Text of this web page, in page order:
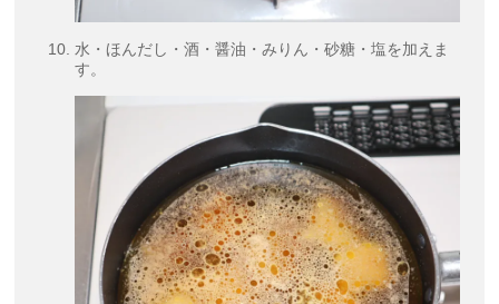
水・ほんだし・酒・醤油・みりん・砂糖・塩を加えま
す。